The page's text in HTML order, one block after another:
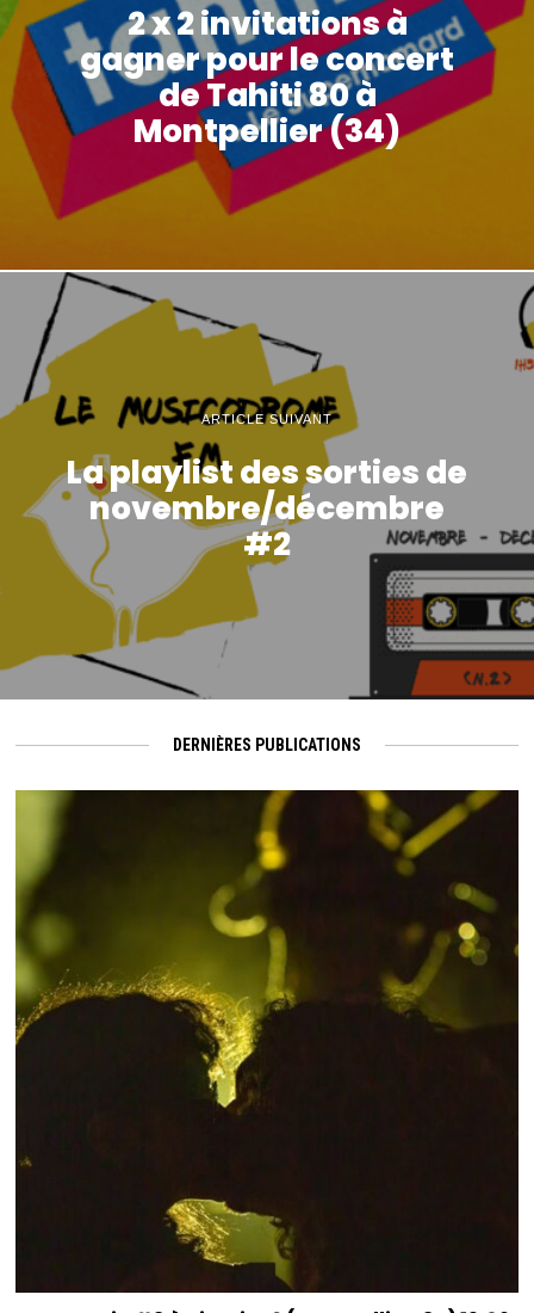
2 x 2 invitations à
gagner pour le concert
de Tahiti 80 à
Montpellier (34)
ARTICLE SUIVANT
La playlist des sorties de
novembre/décembre
#2
DERNIÈRES PUBLICATIONS